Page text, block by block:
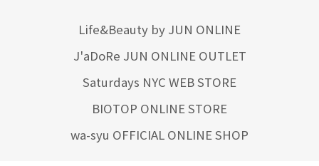
Life&Beauty by JUN ONLINE
J'aDoRe JUN ONLINE OUTLET
Saturdays NYC WEB STORE
BIOTOP ONLINE STORE
wa-syu OFFICIAL ONLINE SHOP